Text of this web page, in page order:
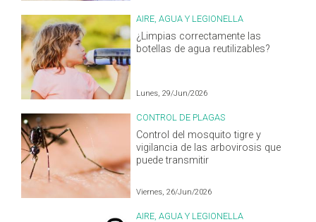
AIRE, AGUA Y LEGIONELLA
¿Limpias correctamente las
botellas de agua reutilizables?
Lunes, 29/Jun/2026
CONTROL DE PLAGAS
Control del mosquito tigre y
vigilancia de las arbovirosis que
puede transmitir
Viernes, 26/Jun/2026
AIRE, AGUA Y LEGIONELLA